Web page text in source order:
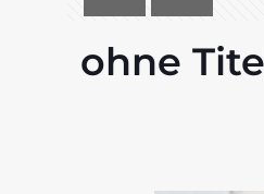
ohne